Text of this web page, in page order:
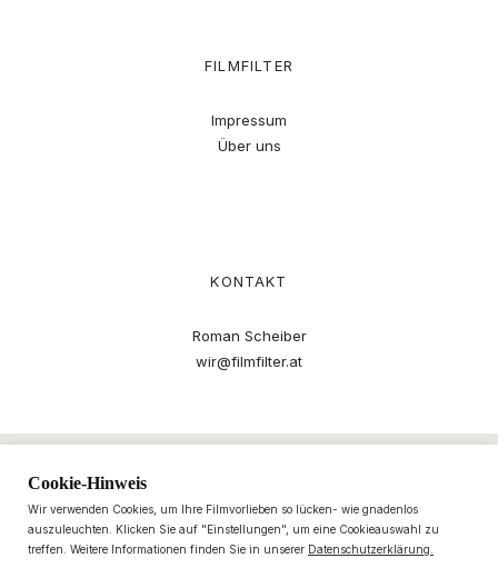
FILMFILTER
Impressum
Über uns
KONTAKT
Roman Scheiber
wir@filmfilter.at
Cookie-Hinweis
Wir verwenden Cookies, um Ihre Filmvorlieben so lücken- wie gnadenlos
auszuleuchten. Klicken Sie auf "Einstellungen", um eine Cookieauswahl zu
treffen. Weitere Informationen finden Sie in unserer Datenschutzerklärung.